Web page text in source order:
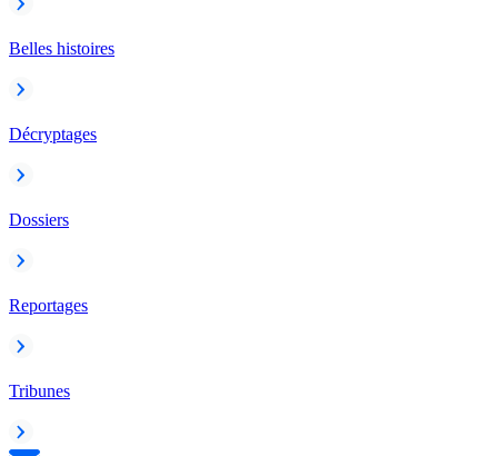
Belles histoires
Décryptages
Dossiers
Reportages
Tribunes